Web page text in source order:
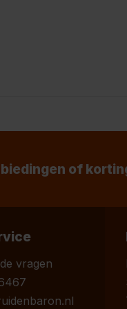
of
vragen